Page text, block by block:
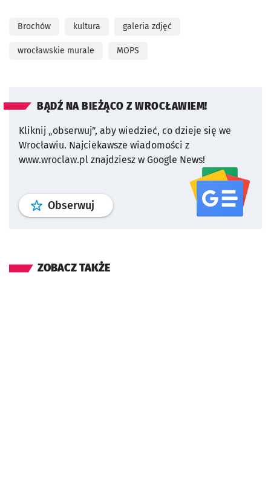
Brochów kultura galeria zdjęć
wrocławskie murale MOPS
BĄDŹ NA BIEŻĄCO Z WROCŁAWIEM!
Kliknij „obserwuj”, aby wiedzieć, co dzieje się we
Wrocławiu. Najciekawsze wiadomości z
www.wroclaw.pl znajdziesz w Google News!
Obserwuj profil serwisu
ZOBACZ TAKŻE